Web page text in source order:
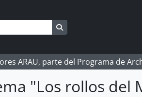
ARAU, parte del Programa de
"Los rollos del